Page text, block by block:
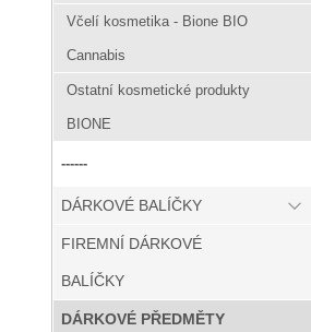
Včelí kosmetika - Bione BIO
Cannabis
Ostatní kosmetické produkty
BIONE
------
DÁRKOVÉ BALÍČKY
FIREMNÍ DÁRKOVÉ
BALÍČKY
DÁRKOVÉ PŘEDMĚTY